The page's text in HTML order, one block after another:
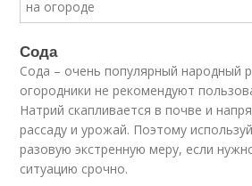
Сода
Сода – очень популярный народный
огородники не рекомендуют
Натрий скапливается в почве и
рассаду и урожай. Поэтому
разовую экстренную меру, если
ситуацию срочно.